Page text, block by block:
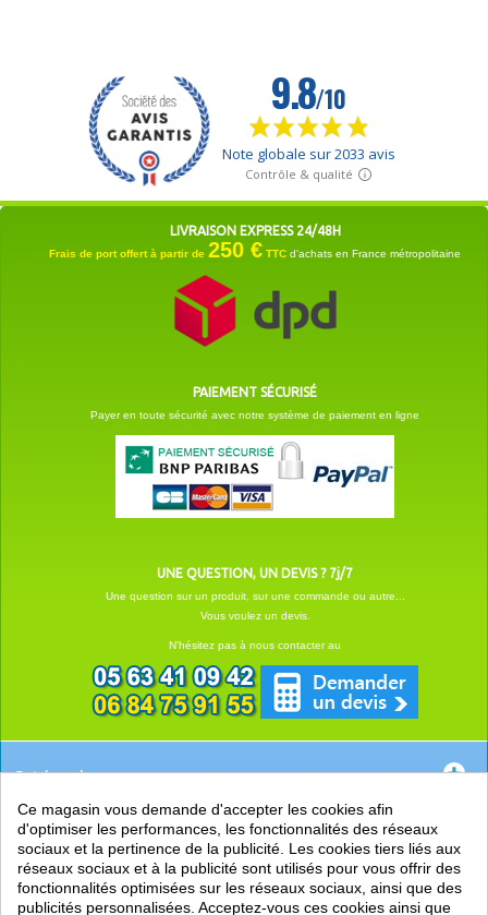
LIVRAISON EXPRESS 24/48H
Frais de port offert à partir de 250 € TTC d'achats en France métropolitaine
PAIEMENT SÉCURISÉ
Payer en toute sécurité avec notre système de paiement en ligne
UNE QUESTION, UN DEVIS ? 7j/7
Une question sur un produit, sur une commande ou autre...
Vous voulez un devis.
N'hésitez pas à nous contacter au
Catégories
EN SAVOIR +
PRATIQUE
LIENS
Ce magasin vous demande d'accepter les cookies afin
d'optimiser les performances, les fonctionnalités des réseaux
sociaux et la pertinence de la publicité. Les cookies tiers liés aux
réseaux sociaux et à la publicité sont utilisés pour vous offrir des
fonctionnalités optimisées sur les réseaux sociaux, ainsi que des
publicités personnalisées. Acceptez-vous ces cookies ainsi que